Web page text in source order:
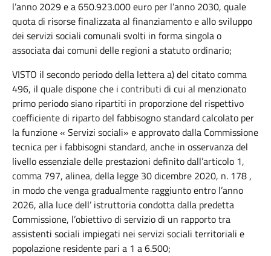
l’anno 2029 e a 650.923.000 euro per l’anno 2030, quale
quota di risorse finalizzata al finanziamento e allo sviluppo
dei servizi sociali comunali svolti in forma singola o
associata dai comuni delle regioni a statuto ordinario;
VISTO il secondo periodo della lettera a) del citato comma
496, il quale dispone che i contributi di cui al menzionato
primo periodo siano ripartiti in proporzione del rispettivo
coefficiente di riparto del fabbisogno standard calcolato per
la funzione « Servizi sociali» e approvato dalla Commissione
tecnica per i fabbisogni standard, anche in osservanza del
livello essenziale delle prestazioni definito dall’articolo 1,
comma 797, alinea, della legge 30 dicembre 2020, n. 178 ,
in modo che venga gradualmente raggiunto entro l’anno
2026, alla luce dell’ istruttoria condotta dalla predetta
Commissione, l’obiettivo di servizio di un rapporto tra
assistenti sociali impiegati nei servizi sociali territoriali e
popolazione residente pari a 1 a 6.500;